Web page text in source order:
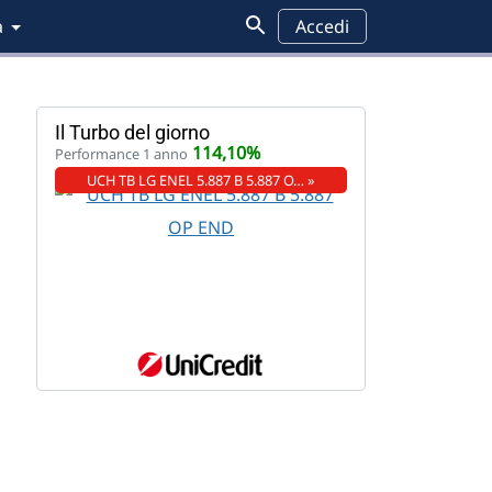
Accedi
Il Turbo del giorno
Performance 1 anno 114,10%
UCH TB LG ENEL 5.887 B 5.887 O… »